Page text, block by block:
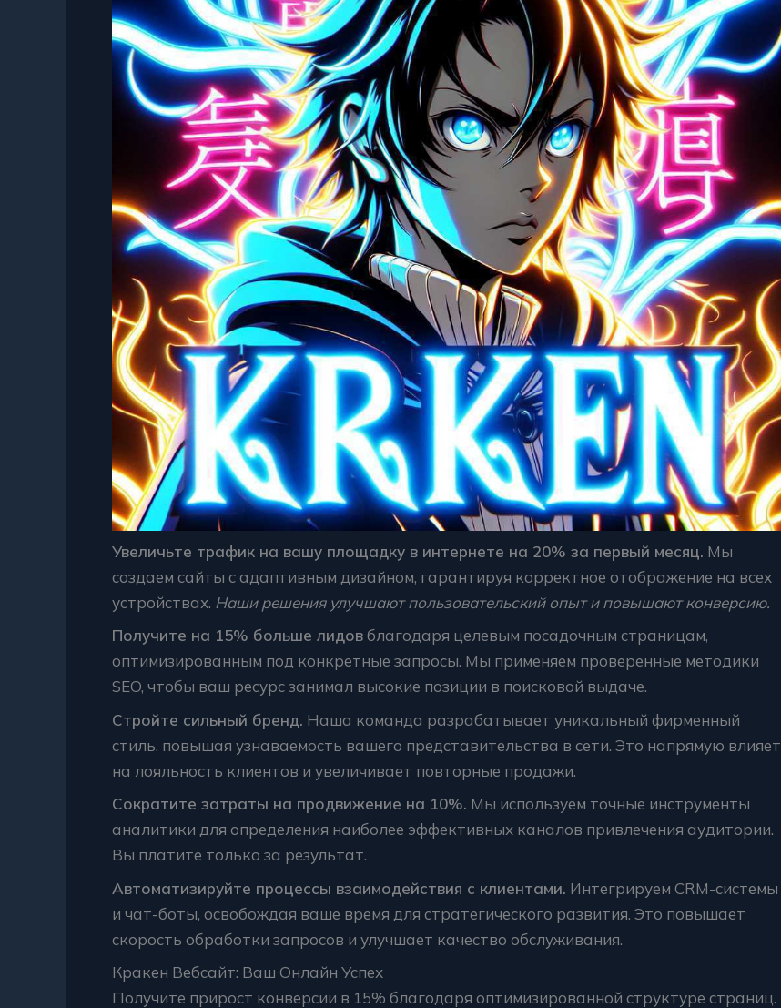
Увеличьте трафик на вашу площадку в интернете на 20% за первый месяц. Мы
создаем сайты с адаптивным дизайном, гарантируя корректное отображение на всех
устройствах. Наши решения улучшают пользовательский опыт и повышают конверсию.
Получите на 15% больше лидовблагодаря целевым посадочным страницам,
оптимизированным под конкретные запросы. Мы применяем проверенные методики
SEO, чтобы ваш ресурс занимал высокие позиции в поисковой выдаче.
Стройте сильный бренд. Наша команда разрабатывает уникальный фирменный
стиль, повышая узнаваемость вашего представительства в сети. Это напрямую влияет
на лояльность клиентов и увеличивает повторные продажи.
Сократите затраты на продвижение на 10%. Мы используем точные инструменты
аналитики для определения наиболее эффективных каналов привлечения аудитории.
Вы платите только за результат.
Автоматизируйте процессы взаимодействия с клиентами. Интегрируем CRM-системы
и чат-боты, освобождая ваше время для стратегического развития. Это повышает
скорость обработки запросов и улучшает качество обслуживания.
Кракен Вебсайт: Ваш Онлайн Успех
Получите прирост конверсии в 15% благодаря оптимизированной структуре страниц.